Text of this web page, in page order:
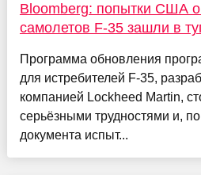
Bloomberg: попытки США
самолетов F-35 зашли в
Программа обновления
для истребителей F-35,
компанией Lockheed Martin,
серьёзными трудностями и,
документа испыт...